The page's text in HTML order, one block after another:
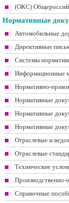
(ОКС)
Нормативные
Автомобильные
Директивные
Системы
Информационные
Нормативно-
Нормативные
Нормативные
Нормативные
Отраслевые и
Отраслевые
Технические
Производственно-
Справочные